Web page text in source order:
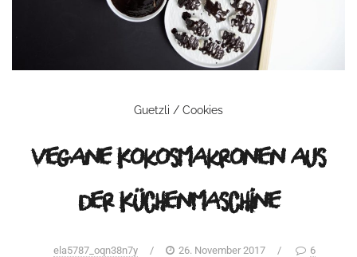
Guetzli / Cookies
vegane Kokosmakronen aus
der Küchenmaschine
ela5787_oqn38n7y / 26. November 2017 /
6